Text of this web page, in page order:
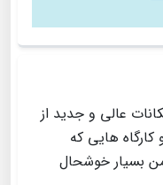
عالی و جدید از
هایی که
بسیار خوشحال